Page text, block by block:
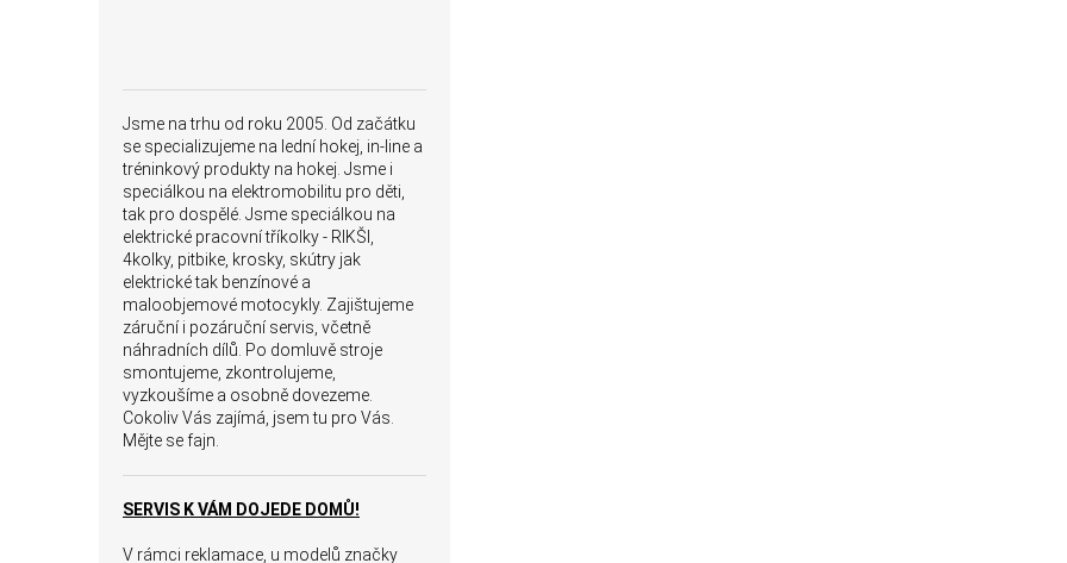
Jsme na trhu od roku 2005. Od začátku
se specializujeme na lední hokej, in-line a
tréninkový produkty na hokej. Jsme i
speciálkou na elektromobilitu pro děti,
tak pro dospělé. Jsme speciálkou na
elektrické pracovní tříkolky - RIKŠI,
4kolky, pitbike, krosky, skútry jak
elektrické tak benzínové a
maloobjemové motocykly. Zajištujeme
záruční i pozáruční servis, včetně
náhradních dílů. Po domluvě stroje
smontujeme, zkontrolujeme,
vyzkoušíme a osobně dovezeme.
Cokoliv Vás zajímá, jsem tu pro Vás.
Mějte se fajn.
SERVIS K VÁM DOJEDE DOMŮ!
V rámci reklamace, u modelů značky